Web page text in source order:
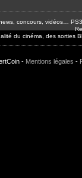
concours, vidéos…
du cinéma, des sorties
- Mentions légales -